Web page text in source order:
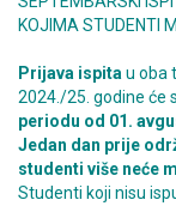
KOJIMA STUDENTI
Prijava ispita u oba
2024./25. godine će
periodu od 01.
Jedan dan prije
studenti više neće
Studenti koji nisu